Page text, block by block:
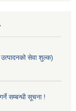
सेवा शुल्क)
सम्बन्धी सूचना !